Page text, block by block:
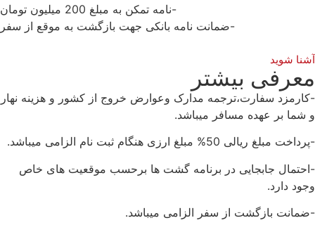
-نامه تمکن به مبلغ 200 میلیون تومان
-ضمانت نامه بانکی جهت بازگشت به موقع از سفر
شوید
بیشتر
سفارت،ترجمه مدارک وعوارض خروج از کشور و هزینه نهار
بر عهده مسافر میباشد.
مبلغ ریالی 50% مبلغ ارزی هنگام ثبت نام الزامی میباشد.
جابجایی در برنامه گشت ها برحسب موقعیت های خاص
دارد.
بازگشت از سفر الزامی میباشد.